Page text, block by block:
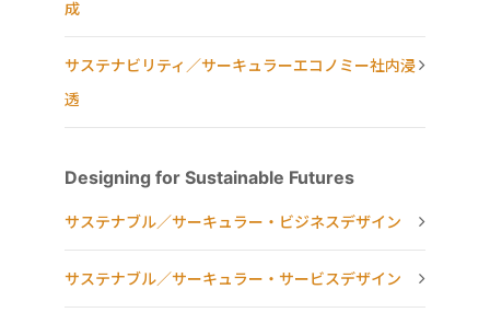
成
サステナビリティ／サーキュラーエコノミー社内浸
透
Designing for Sustainable Futures
サステナブル／サーキュラー・ビジネスデザイン
サステナブル／サーキュラー・サービスデザイン